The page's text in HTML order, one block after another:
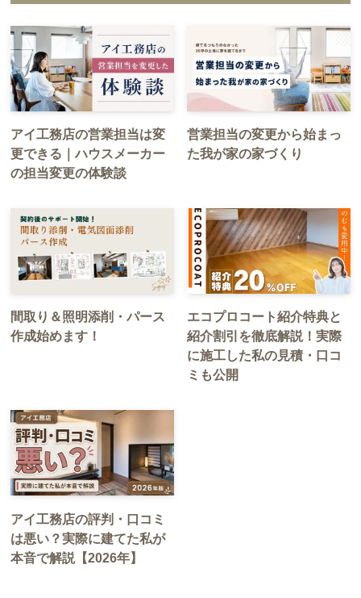
アイ工務店の営業担当は変
更できる｜ハウスメーカー
の担当変更の体験談
営業担当の変更から始まっ
た我が家の家づくり
間取り＆照明添削・パース
作成始めます！
エコプロコート紹介特典と
紹介割引を徹底解説！実際
に施工した私の見積・口コ
ミも公開
アイ工務店の評判・口コミ
は悪い？実際に建てた私が
本音で解説【2026年】